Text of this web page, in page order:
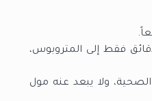
المجمع لن تفكر بالإزدحام المروري، لأن جميع وسائل النقل العام بجانبك، 5 دقائق فقط إلى المتروبوس،
ولا يبعد عنه مول